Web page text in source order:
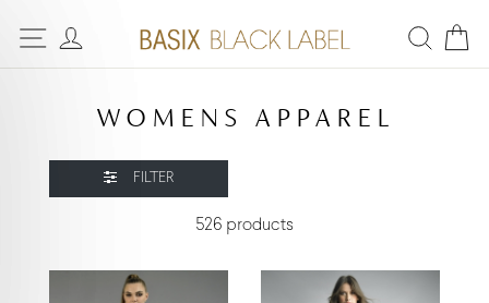
WOMENS APPAREL
FILTER
526 products